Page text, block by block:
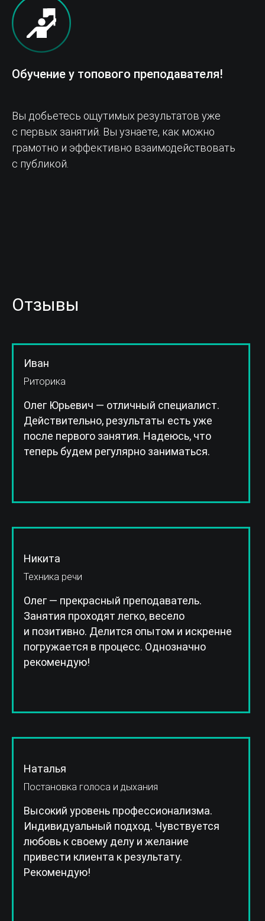
Вы добьетесь ощутимых результатов уже
с первых занятий. Вы узнаете, как можно
грамотно и эффективно взаимодействовать
с публикой.
Обучение у топового преподавателя!
Отзывы
Иван
Техника речи
Риторика
Олег Юрьевич — отличный специалист.
Действительно, результаты есть уже
после первого занятия. Надеюсь, что
теперь будем регулярно заниматься.
Олег — прекрасный преподаватель.
Занятия проходят легко, весело
и позитивно. Делится опытом и искренне
погружается в процесс. Однозначно
рекомендую!
Никита
Высокий уровень профессионализма.
Индивидуальный подход. Чувствуется
любовь к своему делу и желание
привести клиента к результату.
Рекомендую!
Наталья
Постановка голоса и дыхания